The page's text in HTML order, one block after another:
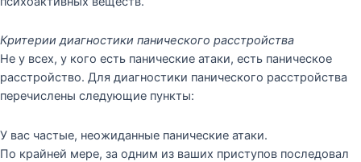
Критерии диагностики панического расстройства
Не у всех, у кого есть панические атаки, есть паническое
расстройство. Для диагностики панического расстройства
перечислены следующие пункты:
У вас частые, неожиданные панические атаки.
По крайней мере, за одним из ваших приступов последовал